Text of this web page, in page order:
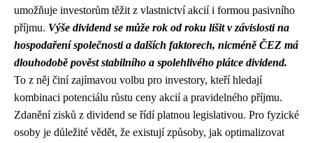
umožňuje investorům těžit z vlastnictví akcií i formou pasivního
příjmu. Výše dividend se může rok od roku lišit v závislosti na
hospodaření společnosti a dalších faktorech, nicméně ČEZ má
dlouhodobě pověst stabilního a spolehlivého plátce dividend.
To z něj činí zajímavou volbu pro investory, kteří hledají
kombinaci potenciálu růstu ceny akcií a pravidelného příjmu.
Zdanění zisků z dividend se řídí platnou legislativou. Pro fyzické
osoby je důležité vědět, že existují způsoby, jak optimalizovat